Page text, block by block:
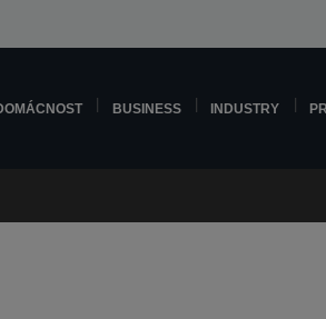
BUSINESS INDUSTRY